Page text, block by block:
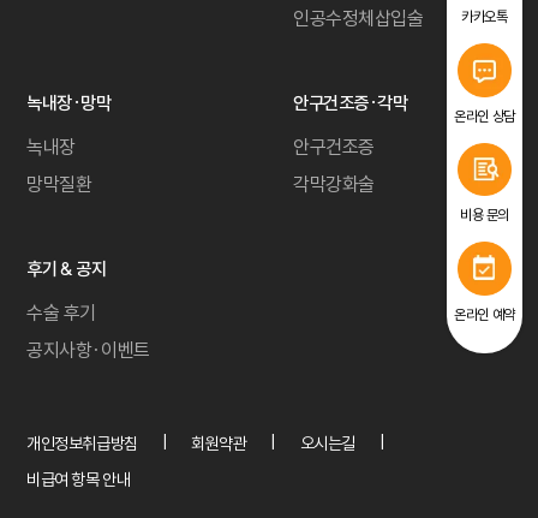
카카오톡
온라인 상담
비용 문의
온라인 예약
인공수정체삽입술
녹내장·망막
녹내장
망막질환
안구건조증·각막
안구건조증
각막강화술
후기 & 공지
수술 후기
공지사항·이벤트
개인정보취급방침 회원약관
오시는길
비급여 항목 안내